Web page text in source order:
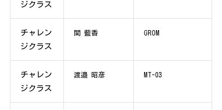
ジクラス
チャレン
ジクラス
関 藍香 GROM
チャレン
ジクラス
渡邉 昭彦 MT-03